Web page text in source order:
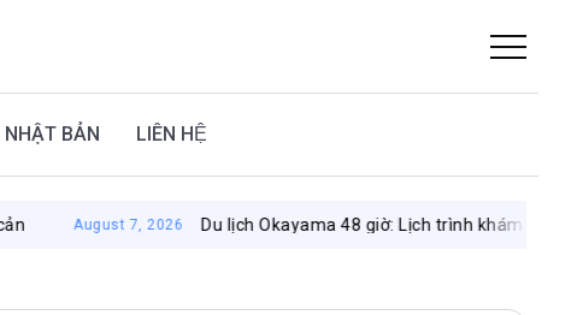
NHẬT BẢN LIÊN HỆ
August 7, 2026 Du lịch Okayama 48 giờ: Lịch trình khám phá vùng đất